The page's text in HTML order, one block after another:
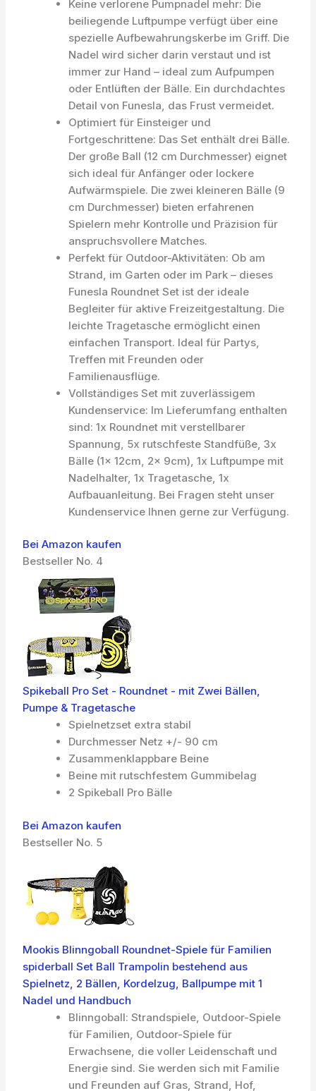
Keine verlorene Pumpnadel mehr: Die
beiliegende Luftpumpe verfügt über eine
spezielle Aufbewahrungskerbe im Griff. Die
Nadel wird sicher darin verstaut und ist
immer zur Hand – ideal zum Aufpumpen
oder Entlüften der Bälle. Ein durchdachtes
Detail von Funesla, das Frust vermeidet.
Optimiert für Einsteiger und
Fortgeschrittene: Das Set enthält drei Bälle.
Der große Ball (12 cm Durchmesser) eignet
sich ideal für Anfänger oder lockere
Aufwärmspiele. Die zwei kleineren Bälle (9
cm Durchmesser) bieten erfahrenen
Spielern mehr Kontrolle und Präzision für
anspruchsvollere Matches.
Perfekt für Outdoor-Aktivitäten: Ob am
Strand, im Garten oder im Park – dieses
Funesla Roundnet Set ist der ideale
Begleiter für aktive Freizeitgestaltung. Die
leichte Tragetasche ermöglicht einen
einfachen Transport. Ideal für Partys,
Treffen mit Freunden oder
Familienausflüge.
Vollständiges Set mit zuverlässigem
Kundenservice: Im Lieferumfang enthalten
sind: 1x Roundnet mit verstellbarer
Spannung, 5x rutschfeste Standfüße, 3x
Bälle (1x 12cm, 2x 9cm), 1x Luftpumpe mit
Nadelhalter, 1x Tragetasche, 1x
Aufbauanleitung. Bei Fragen steht unser
Kundenservice Ihnen gerne zur Verfügung.
Bei Amazon kaufen
Bestseller No. 4
Spikeball Pro Set - Roundnet - mit Zwei Bällen,
Pumpe & Tragetasche
Spielnetzset extra stabil
Durchmesser Netz +/- 90 cm
Zusammenklappbare Beine
Beine mit rutschfestem Gummibelag
2 Spikeball Pro Bälle
Bei Amazon kaufen
Bestseller No. 5
Mookis Blinngoball Roundnet-Spiele für Familien
spiderball Set Ball Trampolin bestehend aus
Spielnetz, 2 Bällen, Kordelzug, Ballpumpe mit 1
Nadel und Handbuch
Blinngoball: Strandspiele, Outdoor-Spiele
für Familien, Outdoor-Spiele für
Erwachsene, die voller Leidenschaft und
Energie sind. Sie werden sich mit Familie
und Freunden auf Gras, Strand, Hof,